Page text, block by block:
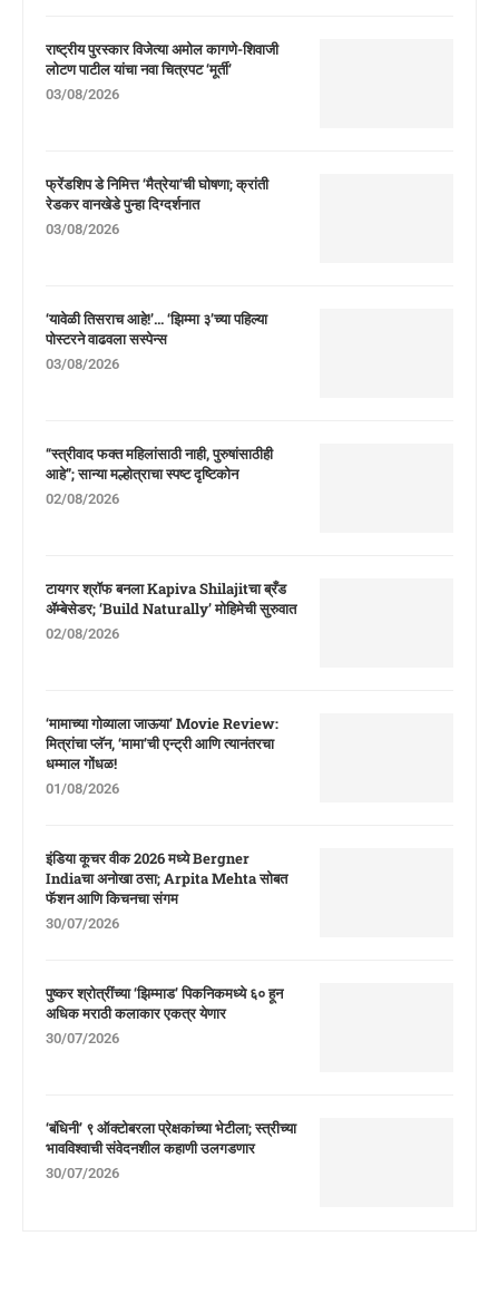
राष्ट्रीय पुरस्कार विजेत्या अमोल कागणे-शिवाजी
लोटण पाटील यांचा नवा चित्रपट ‘मूर्ती’
03/08/2026
फ्रेंडशिप डे निमित्त ‘मैत्रेया’ची घोषणा; क्रांती
रेडकर वानखेडे पुन्हा दिग्दर्शनात
03/08/2026
‘यावेळी तिसराच आहे!’… ‘झिम्मा ३’च्या पहिल्या
पोस्टरने वाढवला सस्पेन्स
03/08/2026
“स्त्रीवाद फक्त महिलांसाठी नाही, पुरुषांसाठीही
आहे”; सान्या मल्होत्राचा स्पष्ट दृष्टिकोन
02/08/2026
टायगर श्रॉफ बनला Kapiva Shilajitचा ब्रँड
ॲम्बेसेडर; ‘Build Naturally’ मोहिमेची सुरुवात
02/08/2026
‘मामाच्या गोव्याला जाऊया’ Movie Review:
मित्रांचा प्लॅन, ‘मामा’ची एन्ट्री आणि त्यानंतरचा
धम्माल गोंधळ!
01/08/2026
इंडिया कूचर वीक 2026 मध्ये Bergner
Indiaचा अनोखा ठसा; Arpita Mehta सोबत
फॅशन आणि किचनचा संगम
30/07/2026
पुष्कर श्रोत्रींच्या ‘झिम्माड’ पिकनिकमध्ये ६० हून
अधिक मराठी कलाकार एकत्र येणार
30/07/2026
‘बंधिनी’ ९ ऑक्टोबरला प्रेक्षकांच्या भेटीला; स्त्रीच्या
भावविश्वाची संवेदनशील कहाणी उलगडणार
30/07/2026